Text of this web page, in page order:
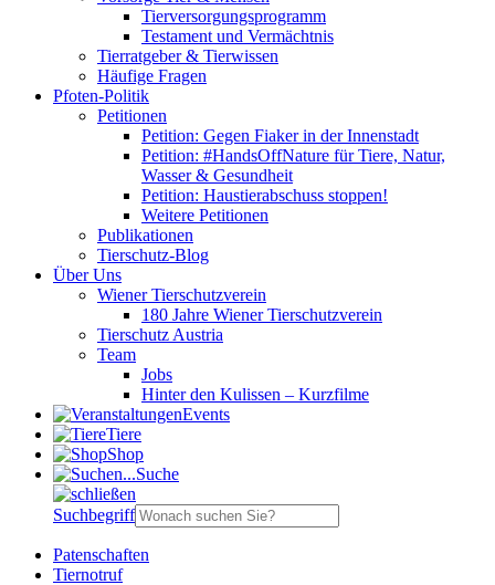
Tierversorgungsprogramm
Testament und Vermächtnis
Tierratgeber & Tierwissen
Häufige Fragen
Pfoten-Politik
Petitionen
Petition: Gegen Fiaker in der Innenstadt
Petition: #HandsOffNature für Tiere, Natur,
Wasser & Gesundheit
Petition: Haustierabschuss stoppen!
Weitere Petitionen
Publikationen
Tierschutz-Blog
Über Uns
Wiener Tierschutzverein
180 Jahre Wiener Tierschutzverein
Tierschutz Austria
Team
Jobs
Hinter den Kulissen – Kurzfilme
Events
Tiere
Shop
Suche
Suchbegriff
Patenschaften
Tiernotruf